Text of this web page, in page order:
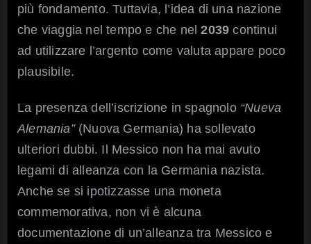
più fondamento. Tuttavia, l’idea di una nazione
che viaggia nel tempo e che nel2039 continui
ad utilizzare l’argento come valuta appare poco
plausibile.
La presenza dell’iscrizione in spagnolo “Nueva
Alemania”(Nuova Germania) ha sollevato
ulteriori dubbi. Il Messico non ha mai avuto
legami di alleanza con la Germania nazista.
Anche se si ipotizzasse una moneta
commemorativa, non vi è alcuna
documentazione di un’alleanza tra Messico e